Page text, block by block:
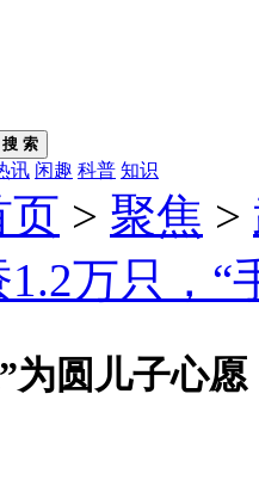
搜 索
讯 闲趣 科普 知识
页 > 聚焦 >
万只，“
为圆儿子心